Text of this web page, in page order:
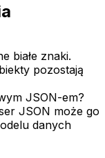
białe znaki.
pozostają
JSON-em?
JSON może go
danych